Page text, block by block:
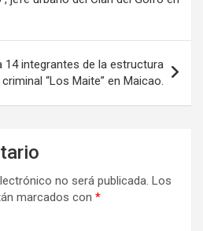
14 integrantes de la estructura
criminal “Los Maite” en Maicao.
no será publicada. Los
marcados con *